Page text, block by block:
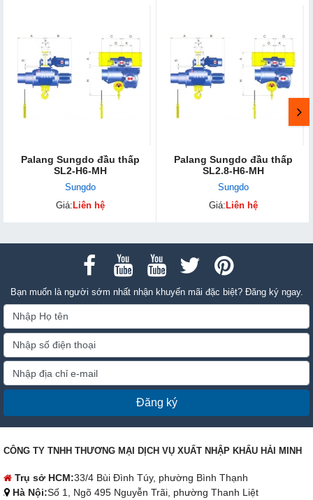
Palang Sungdo đầ​u thấp
SL2-H6-MH
Sungdo
Giá: Liên hệ
Palang Sungdo đầu thấp
SL2.8-H6-MH
Sungdo
Giá: Liên hệ
Bạn muốn là người sớm nhất nhận khuyến mãi đặc biệt? Đăng ký ngay.
Đăng ký
CÔNG TY TNHH THƯƠNG MẠI DỊCH VỤ XUẤT NHẬP KHẨU HẢI MINH
Trụ sở HCM:33/4 Bùi Đình Túy, phường Bình Thạnh
Hà Nội:Số 1, Ngõ 495 Nguyễn Trãi, phường Thanh Liệt